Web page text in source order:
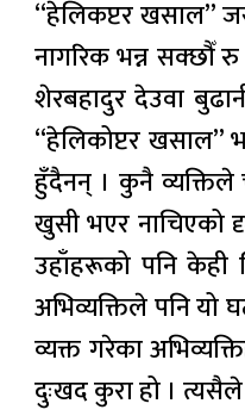
“हेलिकप्टर खसाल”
नागरिक भन्न सक्छौँ
शेरबहादुर देउवा
“हेलिकोप्टर खसाल”
हुँदैनन् । कुनै व्यक्तिले
खुसी भएर नाचिएको
उहाँहरूको पनि केही
अभिव्यक्तिले पनि यो
व्यक्त गरेका
दुःखद कुरा हो ।